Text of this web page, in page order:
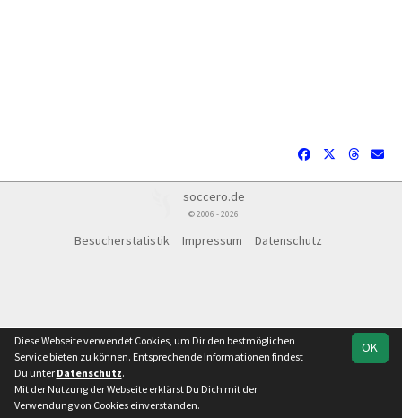
Team
soccero.de
© 2006 - 2026
Besucherstatistik Impressum Datenschutz
OK
Diese Webseite verwendet Cookies, um Dir den bestmöglichen
Service bieten zu können. Entsprechende Informationen findest
Du unter Datenschutz.
Mit der Nutzung der Webseite erklärst Du Dich mit der
Verwendung von Cookies einverstanden.